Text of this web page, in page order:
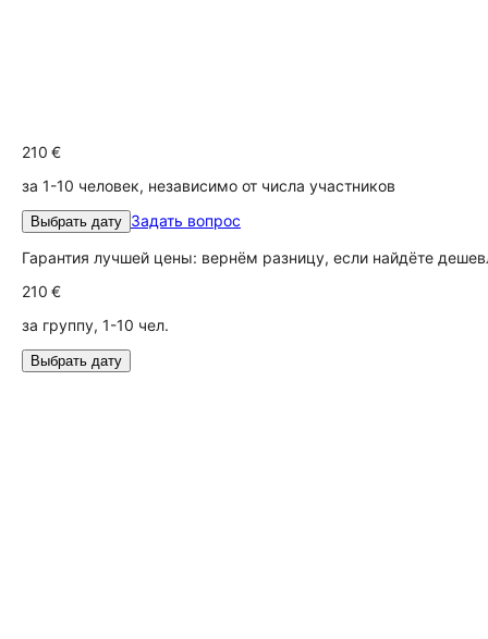
210 €
за 1-10 человек, независимо от числа участников
Выбрать дату Задать вопрос
Гарантия лучшей цены: вернём разницу, если найдёте
210 €
за группу, 1-10 чел.
Выбрать дату